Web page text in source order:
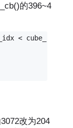
的396~4
<
改为204